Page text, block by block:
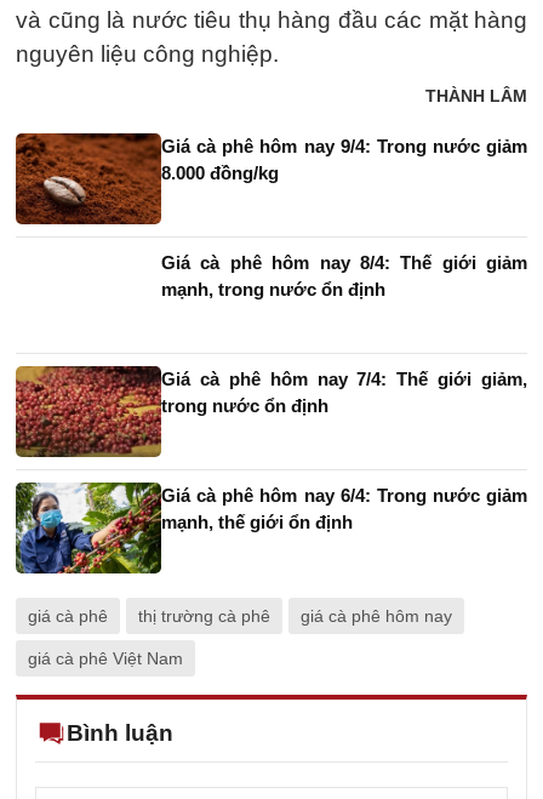
và cũng là nước tiêu thụ hàng đầu các mặt hàng
nguyên liệu công nghiệp.
THÀNH LÂM
Giá cà phê hôm nay 9/4: Trong nước giảm
8.000 đồng/kg
Giá cà phê hôm nay 8/4: Thế giới giảm
mạnh, trong nước ổn định
Giá cà phê hôm nay 7/4: Thế giới giảm,
trong nước ổn định
Giá cà phê hôm nay 6/4: Trong nước giảm
mạnh, thế giới ổn định
giá cà phê thị trường cà phê giá cà phê hôm nay
giá cà phê Việt Nam
Bình luận